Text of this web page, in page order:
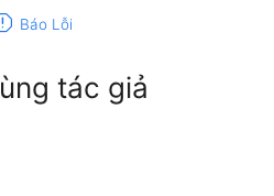
Báo Lỗi
tác giả